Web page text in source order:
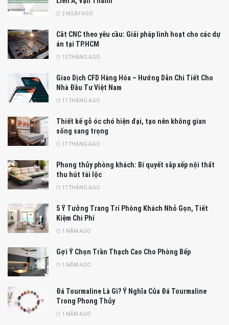
2 NGÀY AGO
Cắt CNC theo yêu cầu: Giải pháp linh hoạt cho các dự
án tại TP.HCM
10 THÁNG AGO
Giao Dịch CFD Hàng Hóa – Hướng Dẫn Chi Tiết Cho
Nhà Đầu Tư Việt Nam
11 THÁNG AGO
Thiết kế gỗ óc chó hiện đại, tạo nên không gian
sống sang trọng
11 THÁNG AGO
Phong thủy phòng khách: Bí quyết sắp xếp nội thất
thu hút tài lộc
11 THÁNG AGO
5 Ý Tưởng Trang Trí Phòng Khách Nhỏ Gọn, Tiết
Kiệm Chi Phí
1 NĂM AGO
Gợi Ý Chọn Trần Thạch Cao Cho Phòng Bếp
1 NĂM AGO
Đá Tourmaline Là Gì? Ý Nghĩa Của Đá Tourmaline
Trong Phong Thủy
1 NĂM AGO